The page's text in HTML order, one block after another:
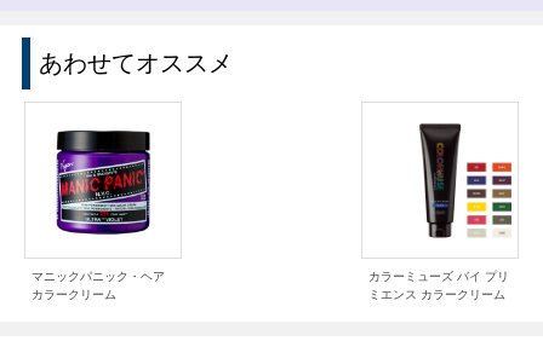
あわせてオススメ
マニックパニック・ヘア
カラークリーム
カラーミューズ バイ プリ
ミエンス カラークリーム